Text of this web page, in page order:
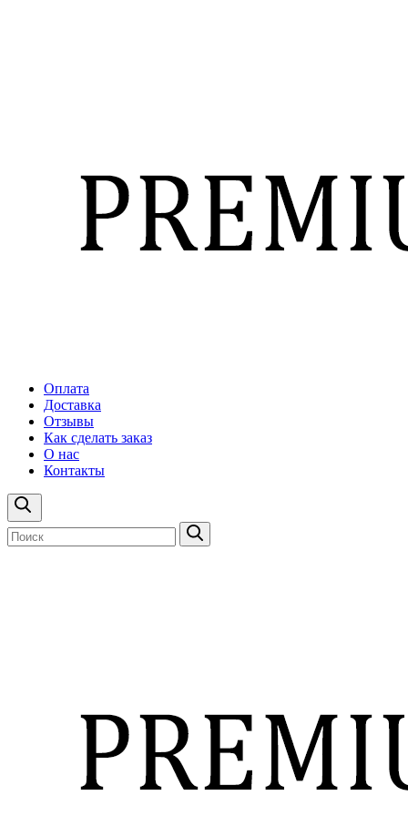
Оплата
Доставка
Отзывы
Как сделать заказ
О нас
Контакты